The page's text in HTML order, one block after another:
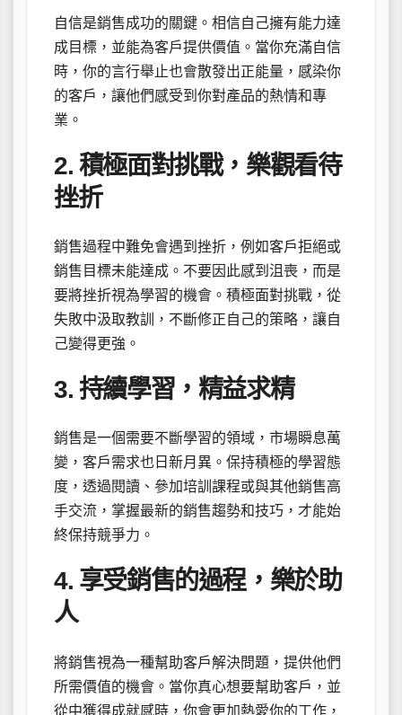
自信是銷售成功的關鍵。相信自己擁有能力達
成目標，並能為客戶提供價值。當你充滿自信
時，你的言行舉止也會散發出正能量，感染你
的客戶，讓他們感受到你對產品的熱情和專
業。
2. 積極面對挑戰，樂觀看待
挫折
銷售過程中難免會遇到挫折，例如客戶拒絕或
銷售目標未能達成。不要因此感到沮喪，而是
要將挫折視為學習的機會。積極面對挑戰，從
失敗中汲取教訓，不斷修正自己的策略，讓自
己變得更強。
3. 持續學習，精益求精
銷售是一個需要不斷學習的領域，市場瞬息萬
變，客戶需求也日新月異。保持積極的學習態
度，透過閱讀、參加培訓課程或與其他銷售高
手交流，掌握最新的銷售趨勢和技巧，才能始
終保持競爭力。
4. 享受銷售的過程，樂於助
人
將銷售視為一種幫助客戶解決問題，提供他們
所需價值的機會。當你真心想要幫助客戶，並
從中獲得成就感時，你會更加熱愛你的工作，